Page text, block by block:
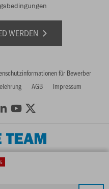
WERDEN
für Bewerber
AGB Impressum
TEAM